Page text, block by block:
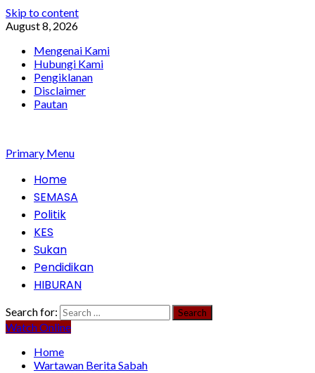
Skip to content
August 8, 2026
Mengenai Kami
Hubungi Kami
Pengiklanan
Disclaimer
Pautan
Primary Menu
Home
SEMASA
Politik
KES
Sukan
Pendidikan
HIBURAN
Search for:
Watch Online
Home
Wartawan Berita Sabah